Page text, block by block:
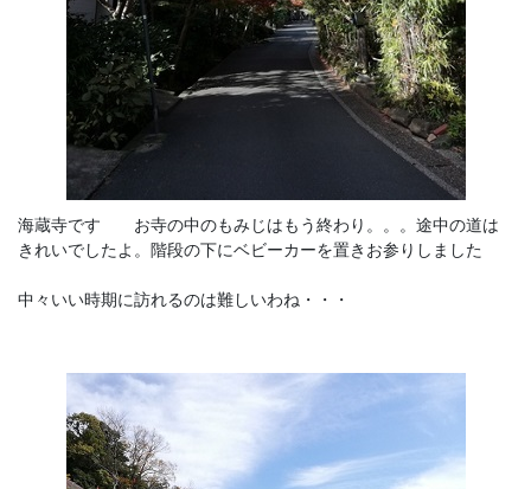
海蔵寺です お寺の中のもみじはもう終わり。。。途中の道は
きれいでしたよ。階段の下にベビーカーを置きお参りしました
中々いい時期に訪れるのは難しいわね・・・